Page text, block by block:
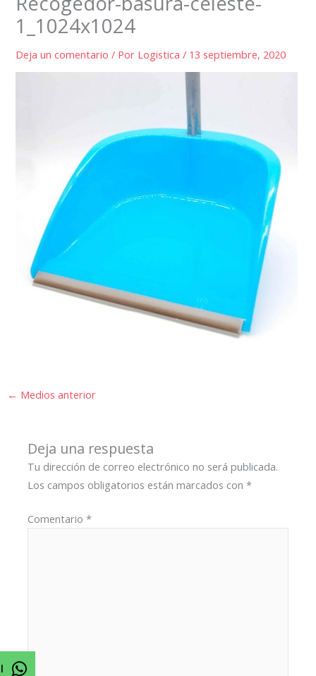
1_1024x1024
Deja un comentario / Por Logistica/ 13 septiembre, 2020
← Medios anterior
Deja una respuesta
Tu dirección de correo electrónico no será publicada.
Los campos obligatorios están marcados con*
Comentario*